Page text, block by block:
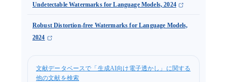
Undetectable Watermarks for Language Models, 2024
Robust Distortion-free Watermarks for Language Models,
2024
文献データベースで「生成AI向け電子透かし」に関する
他の文献を検索